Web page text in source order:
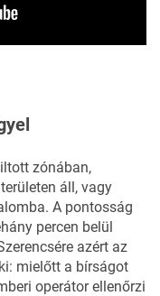
zónában,
áll, vagy
A pontosság
percen belül
azért az
mielőtt a bírságot
operátor ellenőrzi